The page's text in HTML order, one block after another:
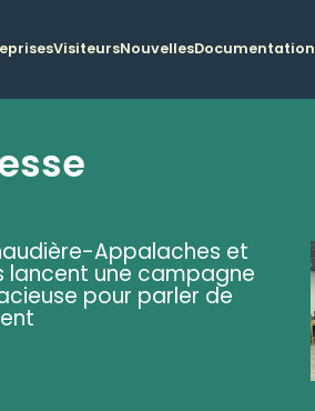
VisiteursNouvellesDocumentation
Appalaches et
lancent une campagne
pour parler de